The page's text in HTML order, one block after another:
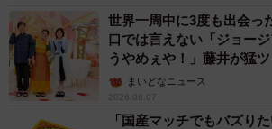
世界一周中に3度も出会
口では言えない「ジョー
うやめぇや！」藤井が猛
ん】まいどなニュース
2026.08.07
「国産マッチでもバズり